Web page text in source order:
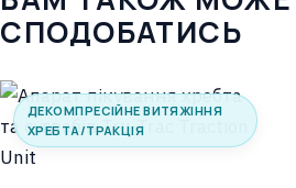
СПОДОБАТИСЬ
ДЕКОМПРЕСІЙНЕ ВИТЯЖІННЯ
ХРЕБТА/ТРАКЦІЯ